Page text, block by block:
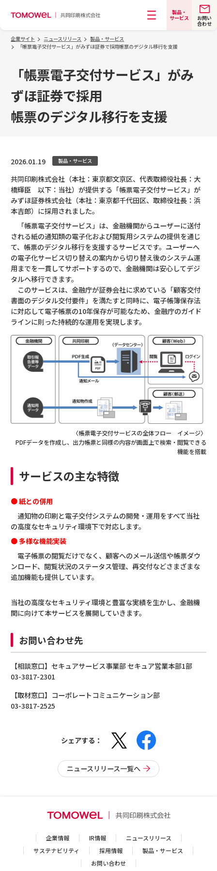
製品・
サービス
お問い
合わせ
企業サイト ニュースリリース
製品・サービス
「帳票電子交付サービス」がみずほ証券で採用帳票のデジタル移行を支援
「帳票電子交付サービス」がみ
ずほ証券で採用
帳票のデジタル移行を支援
2026.01.19 製品・サービス
共同印刷株式会社（本社：東京都文京区、代表取締役社長：大
橋輝臣 以下：当社）が提供する「帳票電子交付サービス」が
みずほ証券株式会社（本社：東京都千代田区、取締役社長：浜
本吉郎）に採用されました。
「帳票電子交付サービス」は、金融機関からユーザーに送付
される紙の通知類の電子化および閲覧用システムの提供を通じ
て、帳票のデジタル移行を支援するサービスです。ユーザーへ
の電子化サービス切り替えの案内から切り替え後のシステム運
用までを一貫してサポートするので、金融機関は安心してデジ
タルへ移行できます。
このサービスは、金融庁が証券会社に求めている「顧客交付
書面のデジタル交付要件」を満たすと同時に、電子帳簿保存法
に対応して電子帳票の10年保存が可能なため、金融庁のガイド
ラインに則った持続的な運用を実現します。
〈帳票電子交付サービスの全体フロー イメージ〉
PDFデータを作成し、出力帳票と同様の内容が画面上で検索・閲覧できる
機能を搭載
サービスの主な特徴
●紙との併用
通知物の印刷と電子交付システムの開発・運用をすべて当社
の高度なセキュリティ環境下で対応します。
●多様な機能実装
電子帳票の閲覧だけでなく、顧客へのメール送信や帳票ダウ
ンロード、閲覧状況のステータス管理、再交付などさまざまな
追加機能も提供しています。
当社の高度なセキュリティ環境と豊富な実績を生かし、金融機
関に向けて本サービスを展開していきます。
お問い合わせ先
【相談窓口】セキュアサービス事業部 セキュア営業本部1部
03-3817-2301
【取材窓口】コーポレートコミュニケーション部
03-3817-2525
シェアする：
ニュースリリース一覧へ
企業情報 IR情報
ニュースリリース
サステナビリティ
採用情報
製品・サービス
お問い合わせ